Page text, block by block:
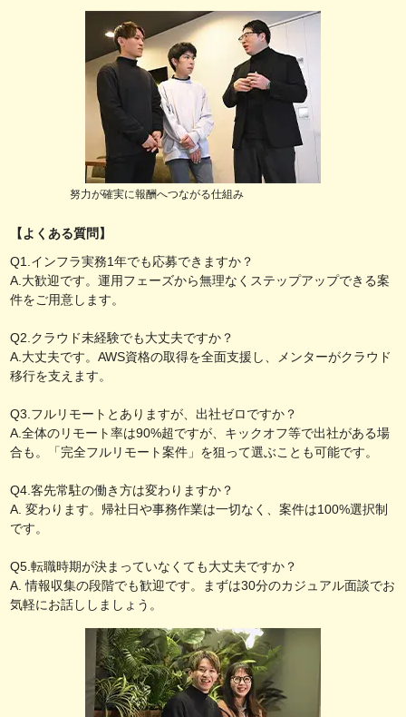
努力が確実に報酬へつながる仕組み
【よくある質問】
Q1.インフラ実務1年でも応募できますか？
A.大歓迎です。運用フェーズから無理なくステップアップできる案
件をご用意します。
Q2.クラウド未経験でも大丈夫ですか？
A.大丈夫です。AWS資格の取得を全面支援し、メンターがクラウド
移行を支えます。
Q3.フルリモートとありますが、出社ゼロですか？
A.全体のリモート率は90%超ですが、キックオフ等で出社がある場
合も。「完全フルリモート案件」を狙って選ぶことも可能です。
Q4.客先常駐の働き方は変わりますか？
A. 変わります。帰社日や事務作業は一切なく、案件は100%選択制
です。
Q5.転職時期が決まっていなくても大丈夫ですか？
A. 情報収集の段階でも歓迎です。まずは30分のカジュアル面談でお
気軽にお話ししましょう。